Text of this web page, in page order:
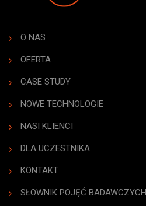
O NAS
OFERTA
CASE STUDY
NOWE TECHNOLOGIE
NASI KLIENCI
DLA UCZESTNIKA
KONTAKT
SŁOWNIK POJĘĆ BADAWCZYCH